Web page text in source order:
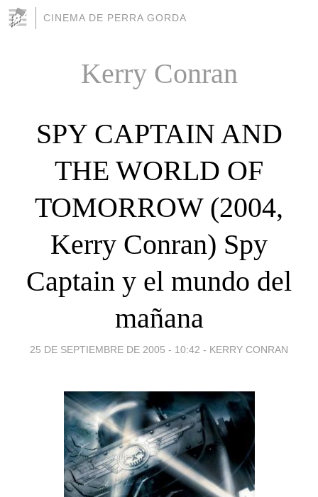
CINEMA DE PERRA GORDA
Kerry Conran
SPY CAPTAIN AND
THE WORLD OF
TOMORROW (2004,
Kerry Conran) Spy
Captain y el mundo del
mañana
25 DE SEPTIEMBRE DE 2005 - 10:42 - KERRY CONRAN